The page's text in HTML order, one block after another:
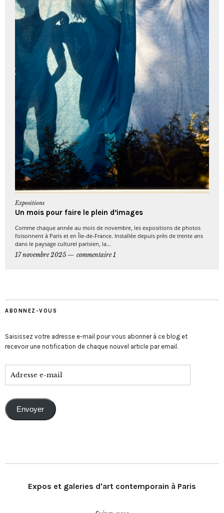
Expositions
Un mois pour faire le plein d’images
Comme chaque année au mois de novembre, les expositions de photos
foisonnent à Paris et en Île-de-France. Installée depuis près de trente ans
dans le paysage culturel parisien, la...
17 novembre 2025
commentaire 1
ABONNEZ-VOUS
Saisissez votre adresse e-mail pour vous abonner à ce blog et
recevoir une notification de chaque nouvel article par email.
Envoyer
Expos et galeries d'art contemporain à Paris